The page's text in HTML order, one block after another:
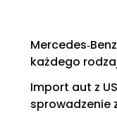
każdego
Import aut z
sprowadzenie